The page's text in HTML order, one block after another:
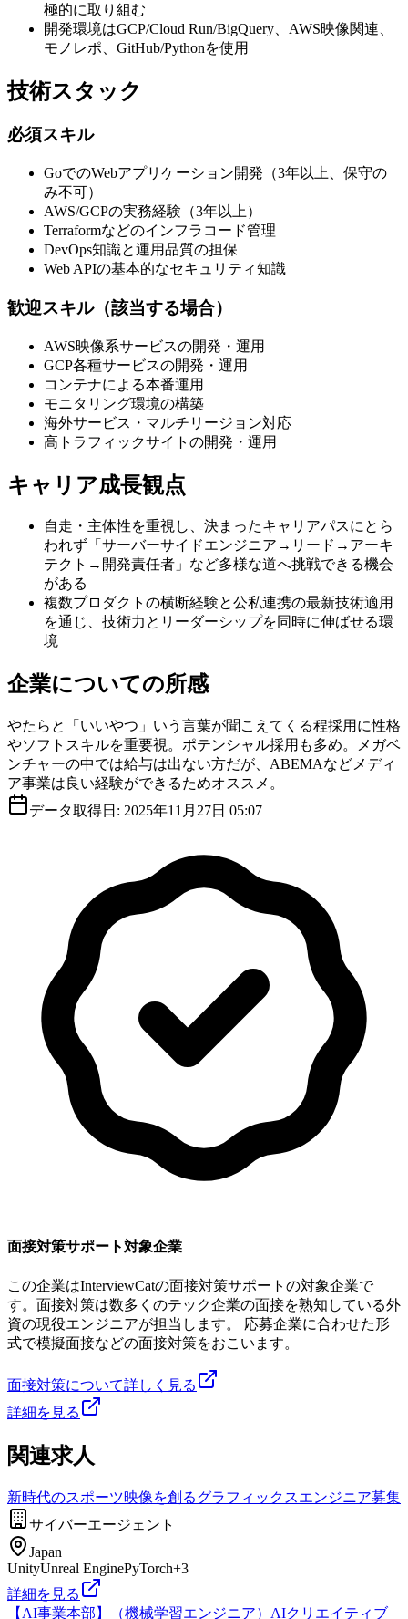
極的に取り組む
開発環境はGCP/Cloud Run/BigQuery、AWS映像関連、
モノレポ、GitHub/Pythonを使用
技術スタック
必須スキル
GoでのWebアプリケーション開発（3年以上、保守の
み不可）
AWS/GCPの実務経験（3年以上）
Terraformなどのインフラコード管理
DevOps知識と運用品質の担保
Web APIの基本的なセキュリティ知識
歓迎スキル（該当する場合）
AWS映像系サービスの開発・運用
GCP各種サービスの開発・運用
コンテナによる本番運用
モニタリング環境の構築
海外サービス・マルチリージョン対応
高トラフィックサイトの開発・運用
キャリア成長観点
自走・主体性を重視し、決まったキャリアパスにとら
われず「サーバーサイドエンジニア→リード→アーキ
テクト→開発責任者」など多様な道へ挑戦できる機会
がある
複数プロダクトの横断経験と公私連携の最新技術適用
を通じ、技術力とリーダーシップを同時に伸ばせる環
境
企業についての所感
やたらと「いいやつ」いう言葉が聞こえてくる程採用に性格
やソフトスキルを重要視。ポテンシャル採用も多め。メガベ
ンチャーの中では給与は出ない方だが、ABEMAなどメディ
ア事業は良い経験ができるためオススメ。
データ取得日: 2025年11月27日 05:07
面接対策サポート対象企業
この企業はInterviewCatの面接対策サポートの対象企業で
す。面接対策は数多くのテック企業の面接を熟知している外
資の現役エンジニアが担当します。 応募企業に合わせた形
式で模擬面接などの面接対策をおこいます。
面接対策について詳しく見る
詳細を見る
関連求人
新時代のスポーツ映像を創るグラフィックスエンジニア募集
サイバーエージェント
Japan
UnityUnreal EnginePyTorch+3
詳細を見る
【AI事業本部】（機械学習エンジニア）AIクリエイティブ